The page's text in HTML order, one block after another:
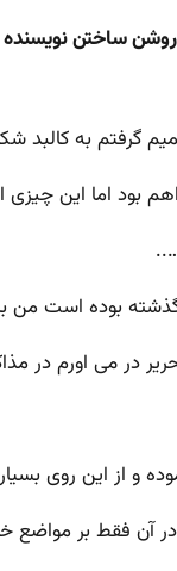
روشن ساختن
مذاکرات ایران و ۵+۱
بود اما این
بوده است من